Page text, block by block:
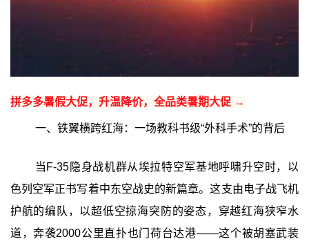
拼多多暑假大促，升温降价，全品类暑期大促 →
一、铁翼横跨红海：一场教科书级“外科手术”的背后
当F-35隐身战机群从埃拉特空军基地呼啸升空时，以
色列空军正书写着中东空战史的新篇章。这支由电子战飞机
护航的编队，以超低空掠海突防的姿态，穿越红海狭窄水
道，奔袭2000公里直扑也门荷台达港——这个被胡塞武装